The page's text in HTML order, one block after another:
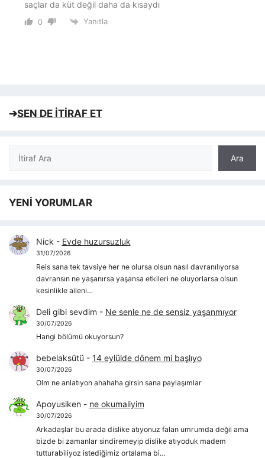
saçlar da küt değil daha da kısaydı
0 Yanıtla
➔SEN DE İTİRAF ET
Ara
Ara
YENİ YORUMLAR
Nick - Evde huzursuzluk
31/07/2026
Reis sana tek tavsiye her ne olursa olsun nasıl davranılıyorsa
davransın ne yaşanırsa yaşansa etkileri ne oluyorlarsa olsun
kesinlikle aileni…
Deli gibi sevdim - Ne senle ne de sensiz yaşanmıyor
30/07/2026
Hangi bölümü okuyorsun?
bebelaksütü - 14 eylülde dönem mi başlıyo
30/07/2026
Olm ne anlatıyon ahahaha girsin sana paylaşımlar
Apoyusiken- ne okumaliyim
30/07/2026
Arkadaşlar bu arada dislike atıyonuz falan umrumda değil ama
bizde bi zamanlar sindiremeyip dislike atıyoduk madem
tutturabiliyoz istediğimiz ortalama bi…